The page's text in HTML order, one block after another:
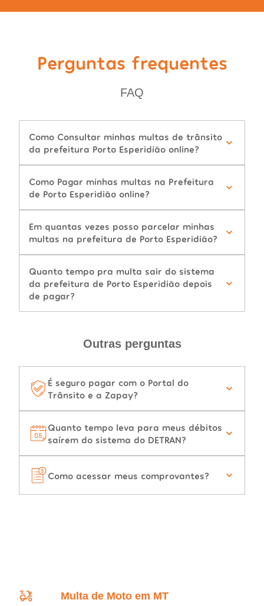
Perguntas frequentes
FAQ
Como Consultar minhas multas de trânsito
da prefeitura Porto Esperidião online?
Como Pagar minhas multas na Prefeitura
de Porto Esperidião online?
Em quantas vezes posso parcelar minhas
multas na prefeitura de Porto Esperidião?
Quanto tempo pra multa sair do sistema
da prefeitura de Porto Esperidião depois
de pagar?
Outras perguntas
É seguro pagar com o Portal do
Trânsito e a Zapay?
Quanto tempo leva para meus débitos
saírem do sistema do DETRAN?
Como acessar meus comprovantes?
Multa de Moto em MT